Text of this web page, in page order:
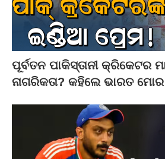
ପୂର୍ବତନ ପାକିସ୍ତାନୀ କ୍ରିକେଟର
ନାଗରିକତା? କହିଲେ ଭାରତ